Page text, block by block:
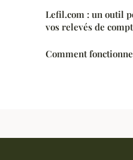
Lefil.com : un outil
vos relevés de
Comment